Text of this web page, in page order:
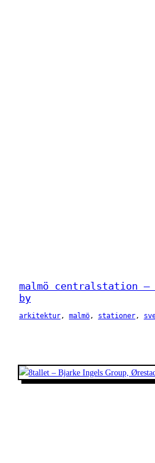
malmö centralstation –
by
arkitektur, malmö, stationer,